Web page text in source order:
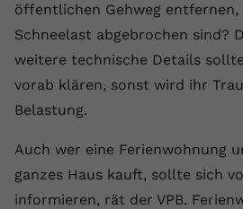
öffentlichen Gehweg
Schneelast abgebrochen sind?
weitere technische Details
vorab klären, sonst wird ihr
Belastung.
Auch wer eine Ferienwohnung
ganzes Haus kauft, sollte sich
informieren, rät der VPB.